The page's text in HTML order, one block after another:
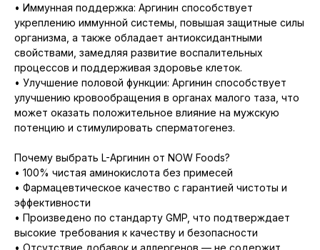
• Иммунная поддержка: Аргинин способствует
укреплению иммунной системы, повышая защитные силы
организма, а также обладает антиоксидантными
свойствами, замедляя развитие воспалительных
процессов и поддерживая здоровье клеток.
• Улучшение половой функции: Аргинин способствует
улучшению кровообращения в органах малого таза, что
может оказать положительное влияние на мужскую
потенцию и стимулировать сперматогенез.
Почему выбрать L-Аргинин от NOW Foods?
• 100% чистая аминокислота без примесей
• Фармацевтическое качество с гарантией чистоты и
эффективности
• Произведено по стандарту GMP, что подтверждает
высокие требования к качеству и безопасности
• Отсутствие добавок и аллергенов — не содержит